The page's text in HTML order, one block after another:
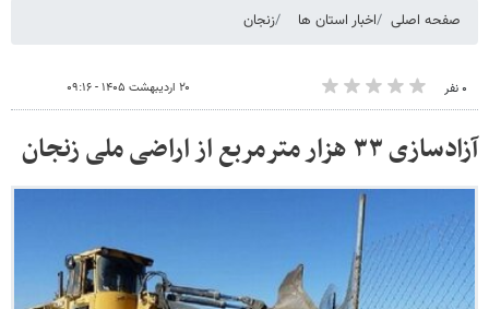
صفحه اصلی اخبار استان ها زنجان
۰ نفر ۲۰ اردیبهشت ۱۴۰۵ - ۰۹:۱۶
آزادسازی ۳۳ هزار مترمربع از اراضی ملی زنجان